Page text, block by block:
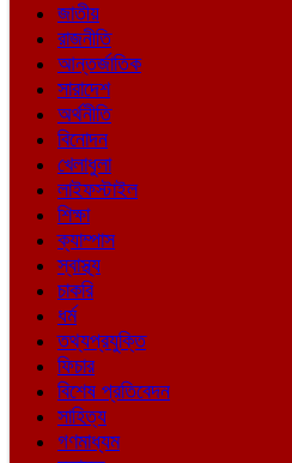
জাতীয়
রাজনীতি
আন্তর্জাতিক
সারাদেশ
অর্থনীতি
বিনোদন
খেলাধুলা
লাইফস্টাইল
শিক্ষা
ক্যাম্পাস
স্বাস্থ্য
চাকরি
ধর্ম
তথ্যপ্রযুক্তি
ফিচার
বিশেষ প্রতিবেদন
সাহিত্য
গণমাধ্যম